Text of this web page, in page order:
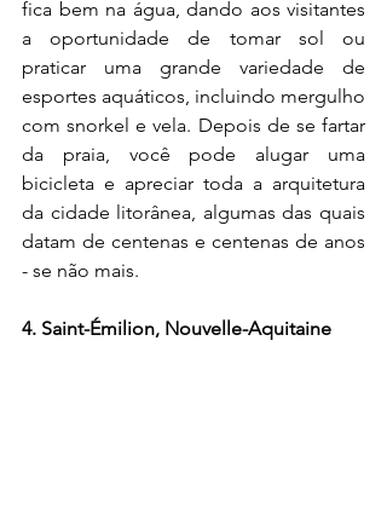
fica bem na água, dando aos visitantes
a oportunidade de tomar sol ou
praticar uma grande variedade de
esportes aquáticos, incluindo mergulho
com snorkel e vela. Depois de se fartar
da praia, você pode alugar uma
bicicleta e apreciar toda a arquitetura
da cidade litorânea, algumas das quais
datam de centenas e centenas de anos
- se não mais.
4. Saint-Émilion, Nouvelle-Aquitaine